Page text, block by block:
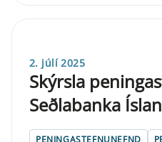
2. júlí 2025
Skýrsla
Seðlabanka
PENINGASTEFNUNEFND